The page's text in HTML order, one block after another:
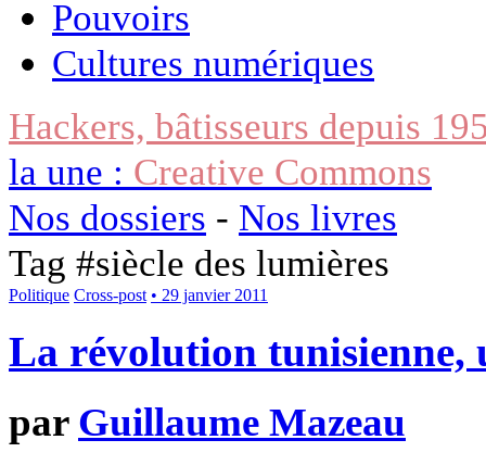
Pouvoirs
Cultures numériques
Hackers, bâtisseurs depuis
la une : Creative Commons
Nos dossiers - Nos livres
Tag #siècle des lumières
Politique Cross-post • 29 janvier 2011
La révolution tunisienne,
par Guillaume Mazeau